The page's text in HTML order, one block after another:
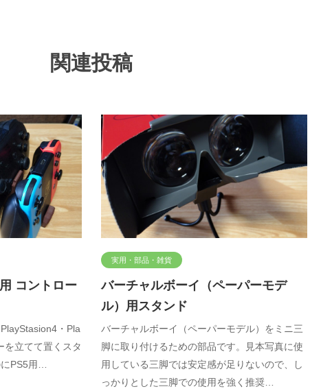
関連投稿
コントロー
・Pla
を立てて置くスタ
にPS5用…
実用・部品・雑貨
バーチャルボーイ（ペーパーモデ
ル）用スタンド
バーチャルボーイ（ペーパーモデル）をミニ三
脚に取り付けるための部品です。見本写真に使
用している三脚では安定感が足りないので、し
っかりとした三脚での使用を強く推奨…